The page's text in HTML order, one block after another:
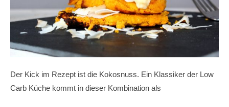
Der Kick im Rezept ist die Kokosnuss. Ein Klassiker der Low
Carb Küche kommt in dieser Kombination als